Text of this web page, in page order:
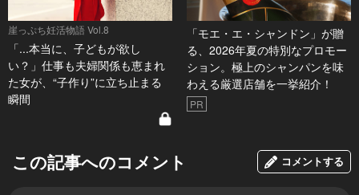
崖っぷち妊活物語 Vol.8
「...本当に、子どもが欲し
い？」仕事も夫婦関係も恵まれ
た女が、“子作り”に立ち止まる
瞬間
「モエ・エ・シャンドン」が贈
る、2026年夏の特別なプロモー
ション。極上のシャンパンを味
わえる厳選店舗を一挙紹介！
PR
この記事へのコメント コメントする